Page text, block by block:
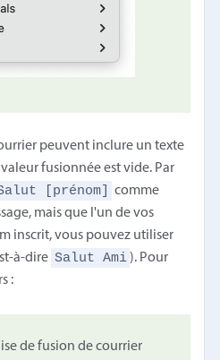
peuvent inclure un texte
fusionnée est vide. Par
[prénom]
comme
mais que l'un de vos
inscrit, vous pouvez utiliser
à-dire Salut Ami ). Pour
:
de fusion de courrier